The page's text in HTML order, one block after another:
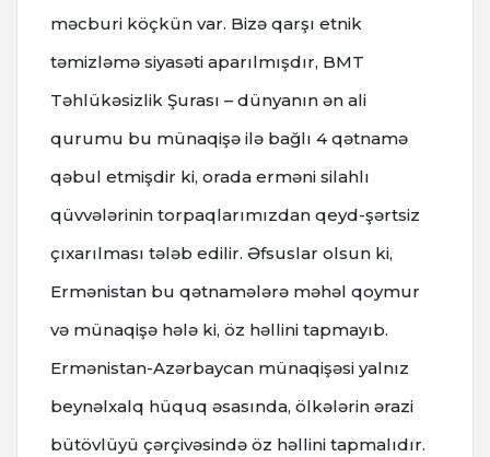
məcburi köçkün var. Bizə qarşı etnik
təmizləmə siyasəti aparılmışdır, BMT
Təhlükəsizlik Şurası – dünyanın ən ali
qurumu bu münaqişə ilə bağlı 4 qətnamə
qəbul etmişdir ki, orada erməni silahlı
qüvvələrinin torpaqlarımızdan qeyd-şərtsiz
çıxarılması tələb edilir. Əfsuslar olsun ki,
Ermənistan bu qətnamələrə məhəl qoymur
və münaqişə hələ ki, öz həllini tapmayıb.
Ermənistan-Azərbaycan münaqişəsi yalnız
beynəlxalq hüquq əsasında, ölkələrin ərazi
bütövlüyü çərçivəsində öz həllini tapmalıdır.